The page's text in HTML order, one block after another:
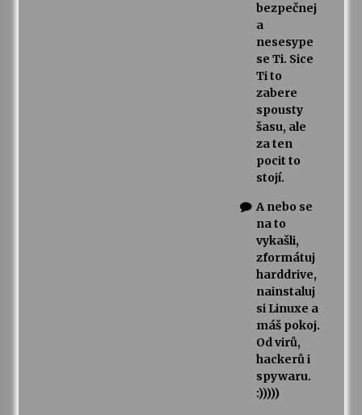
bezpečnej
a
nesesype
se Ti. Sice
Ti to
zabere
spousty
šasu, ale
za ten
pocit to
stojí.
A nebo se
na to
vykašli,
zformátuj
harddrive,
nainstaluj
si Linuxe a
máš pokoj.
Od virů,
hackerů i
spywaru.
:)))))